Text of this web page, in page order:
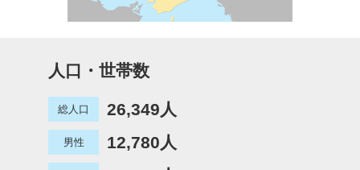
人口・世帯数
総人口 26,349人
男性 12,780人